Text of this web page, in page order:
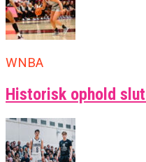
WNBA
Historisk ophold